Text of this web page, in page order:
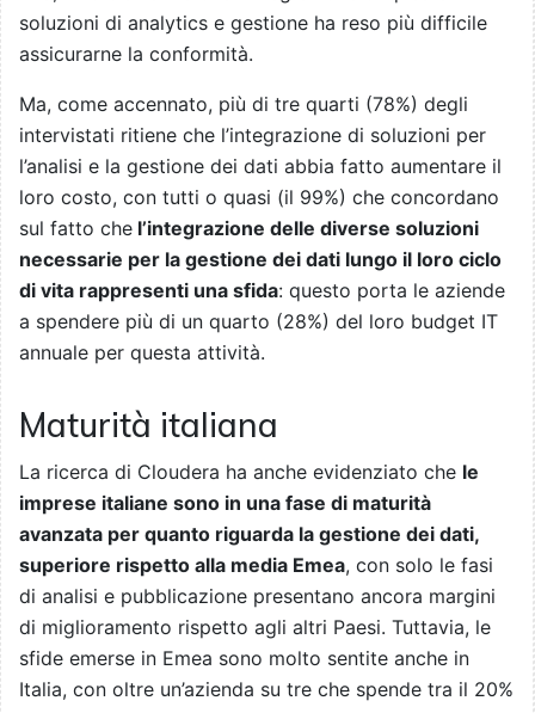
soluzioni di analytics e gestione ha reso più difficile
assicurarne la conformità.
Ma, come accennato, più di tre quarti (78%) degli
intervistati ritiene che l’integrazione di soluzioni per
l’analisi e la gestione dei dati abbia fatto aumentare il
loro costo, con tutti o quasi (il 99%) che concordano
sul fatto che l’integrazione delle diverse soluzioni
necessarie per la gestione dei dati lungo il loro ciclo
di vita rappresenti una sfida: questo porta le aziende
a spendere più di un quarto (28%) del loro budget IT
annuale per questa attività.
Maturità italiana
La ricerca di Cloudera ha anche evidenziato che le
imprese italiane sono in una fase di maturità
avanzata per quanto riguarda la gestione dei dati,
superiore rispetto alla media Emea, con solo le fasi
di analisi e pubblicazione presentano ancora margini
di miglioramento rispetto agli altri Paesi. Tuttavia, le
sfide emerse in Emea sono molto sentite anche in
Italia, con oltre un’azienda su tre che spende tra il 20%